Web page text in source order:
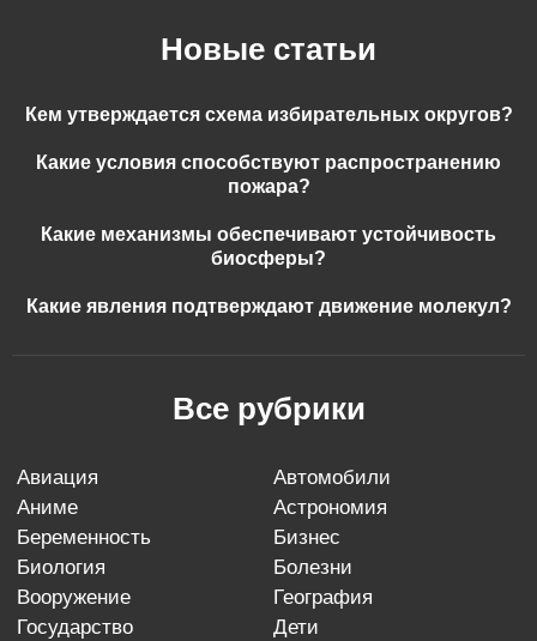
Новые статьи
Кем утверждается схема избирательных округов?
Какие условия способствуют распространению
пожара?
Какие механизмы обеспечивают устойчивость
биосферы?
Какие явления подтверждают движение молекул?
Все рубрики
авиация
автомобили
аниме
астрономия
беременность
бизнес
биология
болезни
вооружение
география
государство
дети